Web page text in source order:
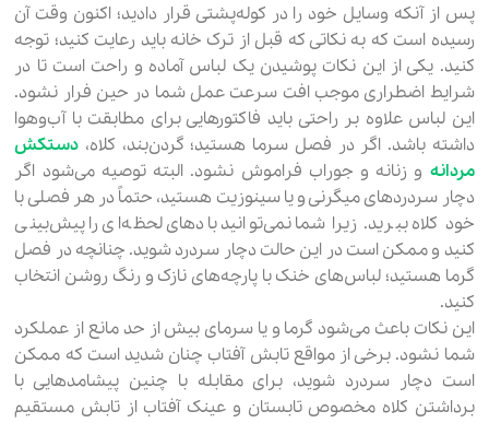
پس از آنکه وسایل خود را در کوله‌پشتی قرار دادید؛ اکنون وقت آن
رسیده است که به نکاتی که قبل از ترک خانه باید رعایت کنید؛ توجه
کنید. یکی از این نکات پوشیدن یک لباس آماده و راحت است تا در
شرایط اضطراری موجب افت سرعت عمل شما در حین فرار نشود.
این لباس علاوه بر راحتی باید فاکتورهایی برای مطابقت با آب‌وهوا
داشته باشد. اگر در فصل سرما هستید؛ گردن‌بند، کلاه، دستکش
مردانه و زنانه و جوراب فراموش نشود. البته توصیه می‌شود اگر
دچار سردردهای میگرنی و یا سینوزیت هستید، حتماً در هر فصلی با
خود کلاه ببرید. زیرا شما نمی‌توانید بادهای لحظه‌ای را پیش‌بینی
کنید و ممکن است در این حالت دچار سردرد شوید. چنانچه در فصل
گرما هستید؛ لباس‌های خنک با پارچه‌های نازک و رنگ روشن انتخاب
کنید.
این نکات باعث می‌شود گرما و یا سرمای بیش از حد مانع از عملکرد
شما نشود. برخی از مواقع تابش آفتاب چنان شدید است که ممکن
است دچار سردرد شوید، برای مقابله با چنین پیشامدهایی با
برداشتن کلاه مخصوص تابستان و عینک آفتاب از تابش مستقیم